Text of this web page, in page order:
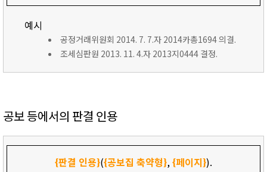
예시
공정거래위원회 2014. 7. 7.자 2014카총1694 의결.
조세심판원 2013. 11. 4.자 2013지0444 결정.
공보 등에서의 판결 인용
{판결 인용}({공보집 축약형},{페이지}).